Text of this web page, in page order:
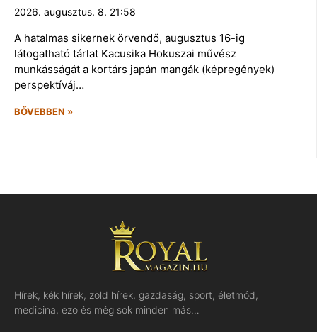
2026. augusztus. 8. 21:58
A hatalmas sikernek örvendő, augusztus 16-ig
látogatható tárlat Kacusika Hokuszai művész
munkásságát a kortárs japán mangák (képregények)
perspektíváj…
BŐVEBBEN »
Hírek, kék hírek, zöld hírek, gazdaság, sport, életmód,
medicina, ezo és még sok minden más…